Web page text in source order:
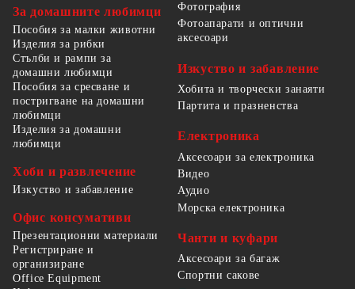
За домашните любимци
Пособия за малки животни
Изделия за рибки
Стълби и рампи за
домашни любимци
Пособия за сресване и
постригване на домашни
любимци
Изделия за домашни
любимци
Хоби и развлечение
Изкуство и забавление
Офис консумативи
Презентационни материали
Регистриране и
организиране
Office Equipment
Фотография
Фотоапарати и оптични
аксесоари
Изкуство и забавление
Хобита и творчески занаяти
Партита и празненства
Електроника
Аксесоари за електроника
Видео
Аудио
Морска електроника
Чанти и куфари
Аксесоари за багаж
Спортни сакове